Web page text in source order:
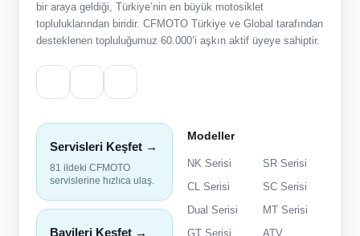
bir araya geldiği, Türkiye’nin en büyük motosiklet
topluluklarından biridir. CFMOTO Türkiye ve Global tarafından
desteklenen topluluğumuz 60.000’i aşkın aktif üyeye sahiptir.
Servisleri Keşfet →
81 ildeki CFMOTO
servislerine hızlıca ulaş.
Bayileri Keşfet →
Modeller
NK Serisi
SR Serisi
CL Serisi
SC Serisi
Dual Serisi
MT Serisi
GT Serisi
ATV